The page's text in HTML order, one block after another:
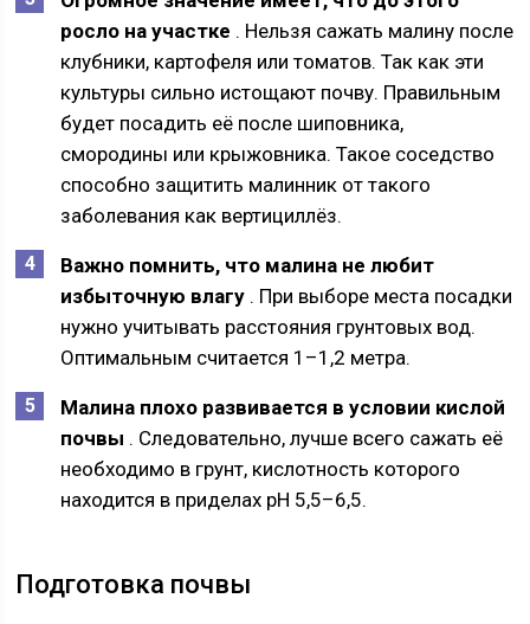
росло на участке . Нельзя сажать малину после
клубники, картофеля или томатов. Так как эти
культуры сильно истощают почву. Правильным
будет посадить её после шиповника,
смородины или крыжовника. Такое соседство
способно защитить малинник от такого
заболевания как вертициллёз.
Важно помнить, что малина не любит
избыточную влагу . При выборе места посадки
нужно учитывать расстояния грунтовых вод.
Оптимальным считается 1–1,2 метра.
Малина плохо развивается в условии кислой
почвы . Следовательно, лучше всего сажать её
необходимо в грунт, кислотность которого
находится в приделах рН 5,5–6,5.
Подготовка почвы